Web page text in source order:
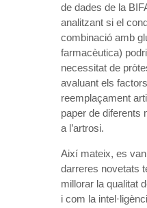
de dades de la
analitzant si el
combinació amb
farmacèutica)
necessitat de
avaluant els
reemplaçament
paper de diferents
a l’artrosi.
Així mateix, es
darreres novetats
millorar la qualitat
i com la